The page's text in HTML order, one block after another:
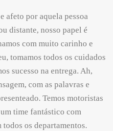
afeto por aquela pessoa
distante, nosso papel é
com muito carinho e
tomamos todos os cuidados
sucesso na entrega. Ah,
com as palavras e
Temos motoristas
time fantástico com
os departamentos.